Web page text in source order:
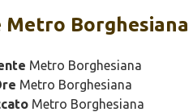
Borghesiana
Metro Borghesiana
Metro Borghesiana
Metro Borghesiana